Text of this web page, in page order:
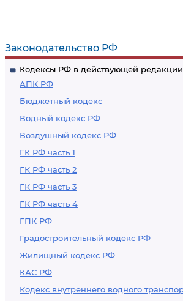
Законодательство РФ
Кодексы РФ в действующей редакции
АПК РФ
Бюджетный кодекс
Водный кодекс РФ
Воздушный кодекс РФ
ГК РФ часть 1
ГК РФ часть 2
ГК РФ часть 3
ГК РФ часть 4
ГПК РФ
Градостроительный кодекс РФ
Жилищный кодекс РФ
КАС РФ
Кодекс внутреннего водного